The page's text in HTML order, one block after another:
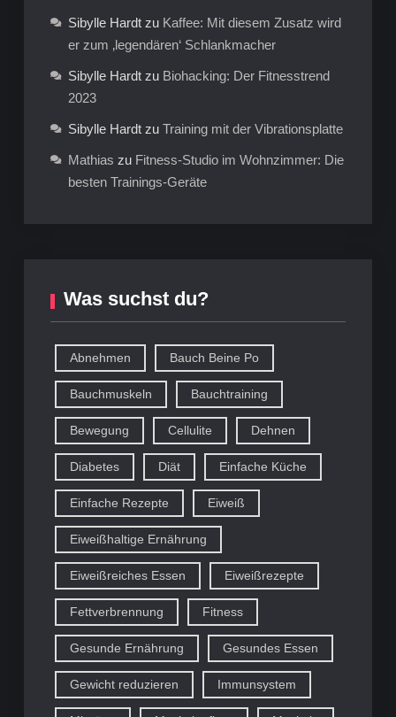
Sibylle Hardtzu Kaffee: Mit diesem Zusatz wird
er zum ‚legendären‘ Schlankmacher
Sibylle Hardtzu Biohacking: Der Fitnesstrend
2023
Sibylle Hardtzu Training mit der Vibrationsplatte
Mathias zu Fitness-Studio im Wohnzimmer: Die
besten Trainings-Geräte
Was suchst du?
Abnehmen Bauch Beine Po
Bauchmuskeln Bauchtraining
Bewegung Cellulite Dehnen
Diabetes Diät Einfache Küche
Einfache Rezepte Eiweiß
Eiweißhaltige Ernährung
Eiweißreiches Essen Eiweißrezepte
Fettverbrennung Fitness
Gesunde Ernährung Gesundes Essen
Gewicht reduzieren Immunsystem